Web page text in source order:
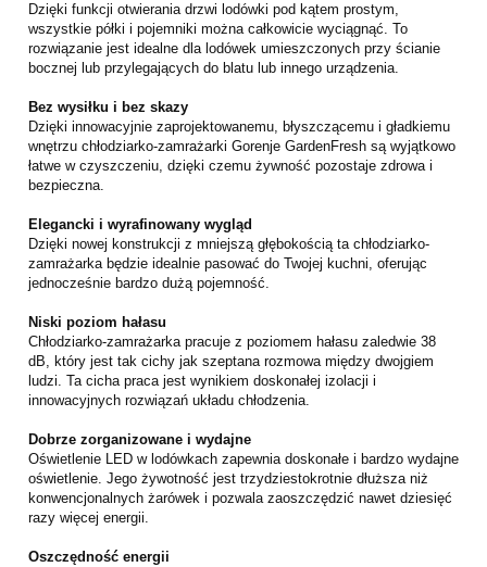
Dzięki funkcji otwierania drzwi lodówki pod kątem prostym,
wszystkie półki i pojemniki można całkowicie wyciągnąć. To
rozwiązanie jest idealne dla lodówek umieszczonych przy ścianie
bocznej lub przylegających do blatu lub innego urządzenia.
Bez wysiłku i bez skazy
Dzięki innowacyjnie zaprojektowanemu, błyszczącemu i gładkiemu
wnętrzu chłodziarko-zamrażarki Gorenje GardenFresh są wyjątkowo
łatwe w czyszczeniu, dzięki czemu żywność pozostaje zdrowa i
bezpieczna.
Elegancki i wyrafinowany wygląd
Dzięki nowej konstrukcji z mniejszą głębokością ta chłodziarko-
zamrażarka będzie idealnie pasować do Twojej kuchni, oferując
jednocześnie bardzo dużą pojemność.
Niski poziom hałasu
Chłodziarko-zamrażarka pracuje z poziomem hałasu zaledwie 38
dB, który jest tak cichy jak szeptana rozmowa między dwojgiem
ludzi. Ta cicha praca jest wynikiem doskonałej izolacji i
innowacyjnych rozwiązań układu chłodzenia.
Dobrze zorganizowane i wydajne
Oświetlenie LED w lodówkach zapewnia doskonałe i bardzo wydajne
oświetlenie. Jego żywotność jest trzydziestokrotnie dłuższa niż
konwencjonalnych żarówek i pozwala zaoszczędzić nawet dziesięć
razy więcej energii.
Oszczędność energii